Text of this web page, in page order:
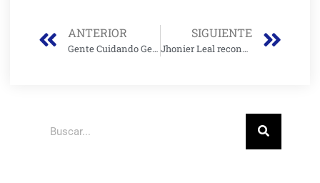
Prev
ANTERIOR
Gente Cuidando Gente- Enfrentar el insomnio
SIGUIENTE
Jhonier Leal reconoció haber asesinado a su hermano Mauricio y su madre Marleny Hernández
Buscar